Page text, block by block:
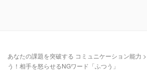
あなたの課題を突破する コミュニケーション能力 >
う！相手を怒らせるNGワード「ふつう」